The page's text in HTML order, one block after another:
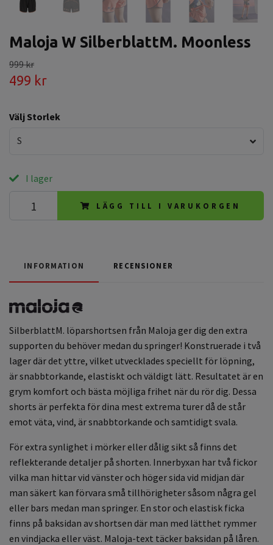
Maloja W SilberblattM. Moonless
999 kr
499 kr
Välj Storlek
S
I lager
LÄGG TILL I VARUKORGEN
INFORMATION RECENSIONER
SilberblattM. löparshortsen från Maloja ger dig den extra
supporten du behöver medan du springer! Konstruerade i två
lager där det yttre, vilket utvecklades speciellt för löpning,
är snabbtorkande, elastiskt och väldigt lätt. Resultatet är en
grym komfort och bästa möjliga frihet när du rör dig. Dessa
shorts är perfekta för dina mest extrema turer då de står
emot väta, vind, är snabbtorkande och samtidigt svala.
För extra synlighet i mörker eller dålig sikt så finns det
reflekterande detaljer på shorten. Innerbyxan har två fickor
vilka man hittar vid vänster och höger sida vid midjan där
man säkert kan förvara små tillhörigheter såsom några gel
eller bars medan man springer. En stor och elastisk ficka
finns på baksidan av shortsen där man med lätthet rymmer
en vindjacka eller väst. Maloja-text täcker baksidan på låren.